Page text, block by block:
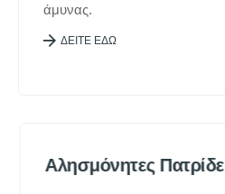
άμυνας.
ΔΕΙΤΕ ΕΔΩ
Αλησμόνητες